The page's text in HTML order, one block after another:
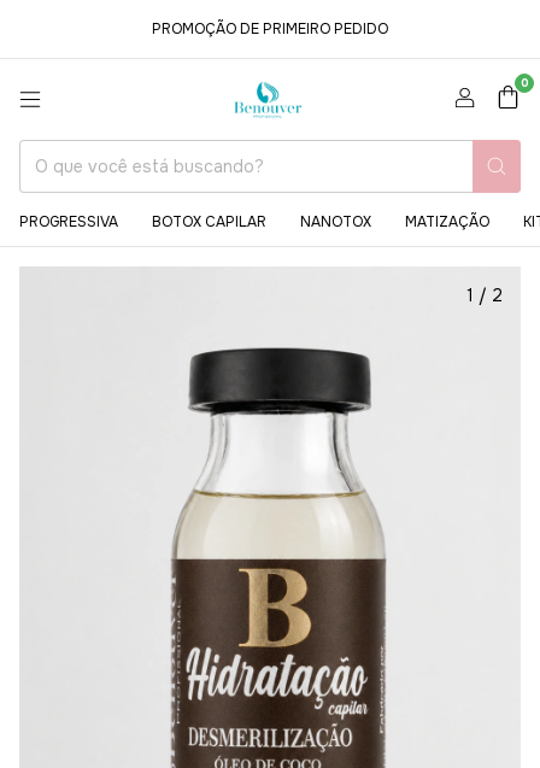
PROMOÇÃO DE PRIMEIRO PEDIDO
0
PROGRESSIVA BOTOX CAPILAR NANOTOX MATIZAÇÃO
1 / 2